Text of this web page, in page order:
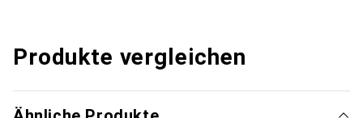
Produkte vergleichen